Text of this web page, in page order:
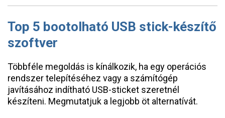
Top 5 bootolható USB stick-készítő
szoftver
Többféle megoldás is kínálkozik, ha egy operációs
rendszer telepítéséhez vagy a számítógép
javításához indítható USB-sticket szeretnél
készíteni. Megmutatjuk a legjobb öt alternatívát.